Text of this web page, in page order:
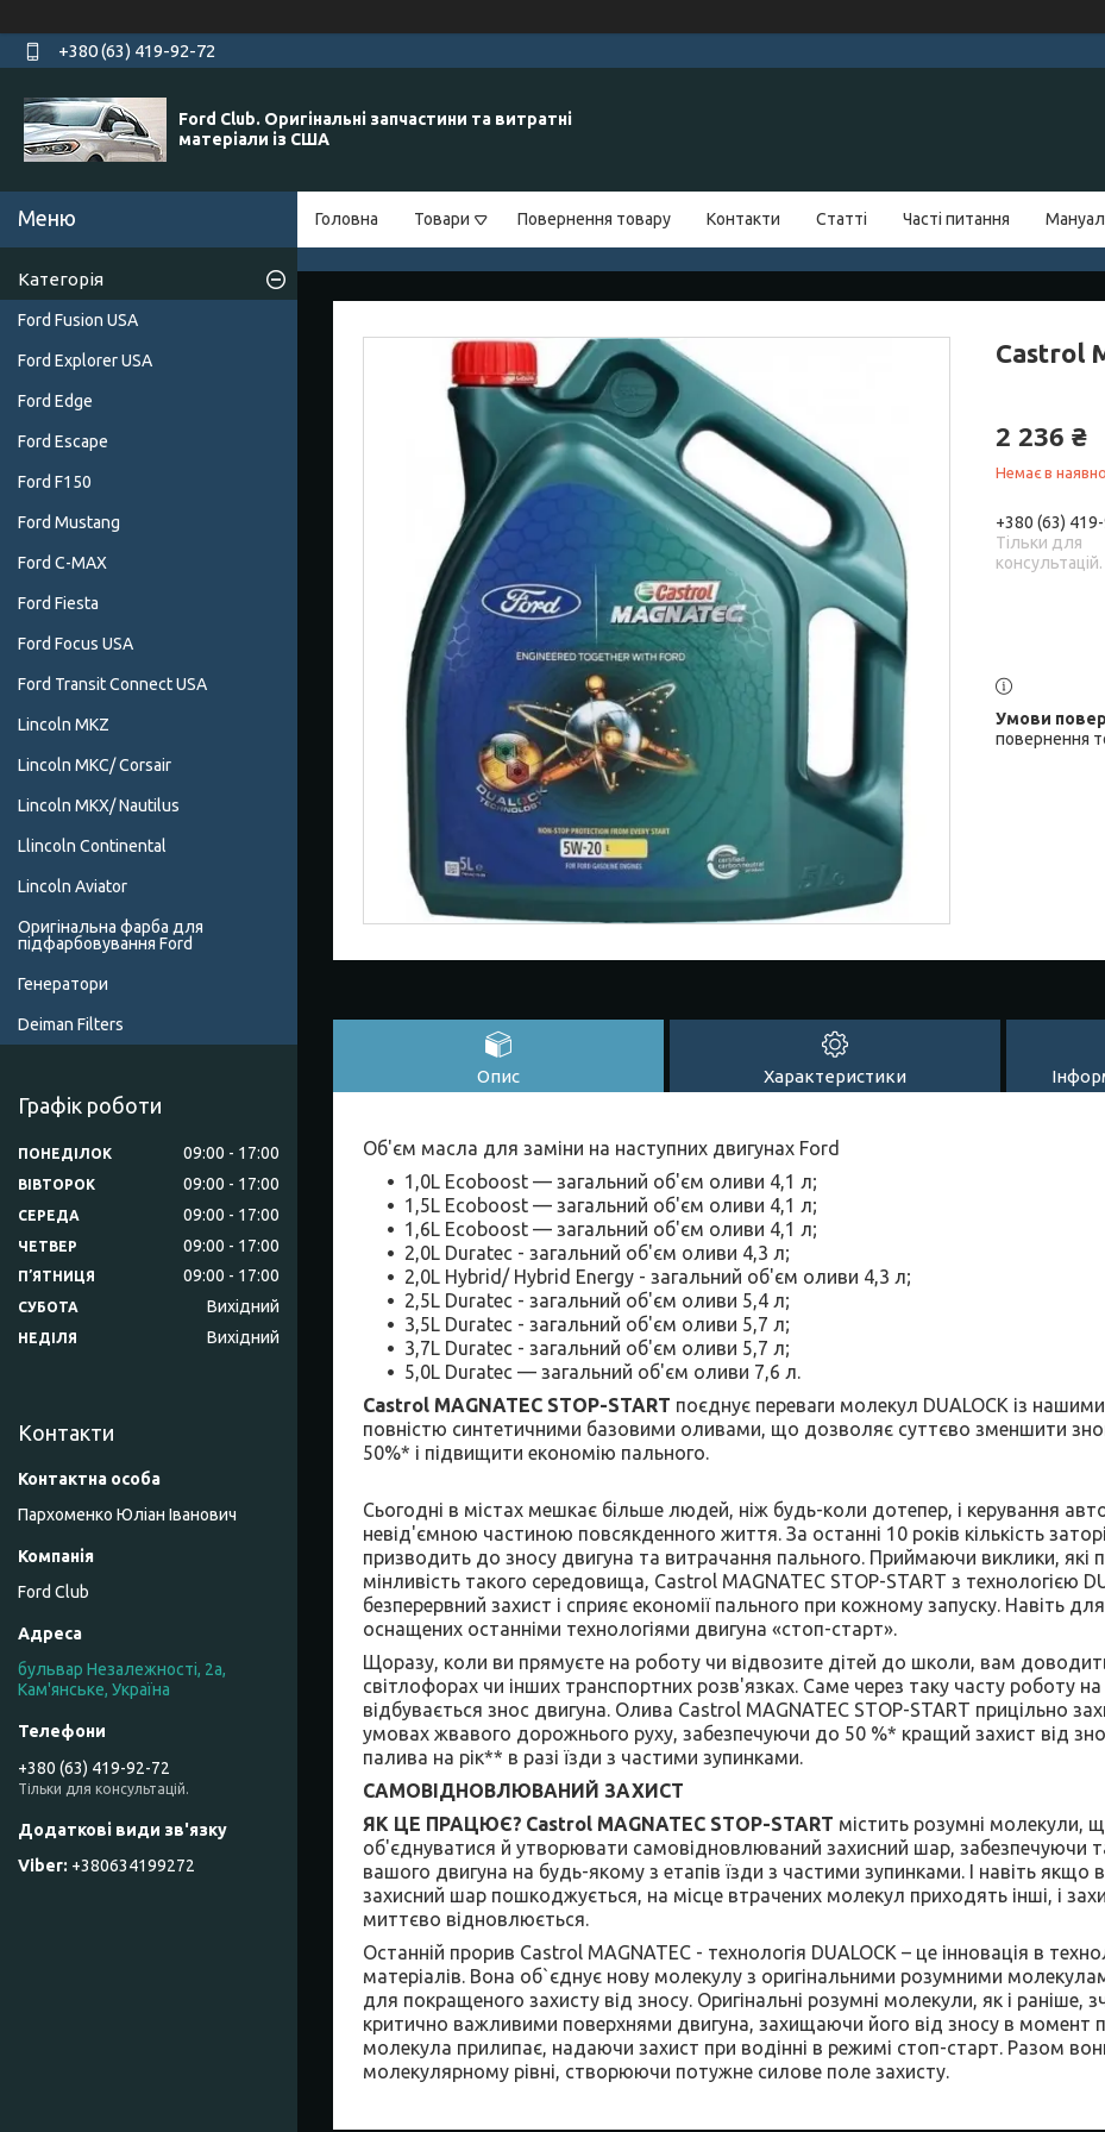
+380 (63) 419-92-72
Ford Club. Оригінальні запчастини та витратні
матеріали із США
Головна Товари Повернення товару Контакти Статті Часті питання
Castrol
2 236 ₴
Немає в
+380 (63)
Тільки для
консультацій.
повернення
Опис Характеристики
Об'єм масла для заміни на наступних двигунах Ford
1,0L Ecoboost — загальний об'єм оливи 4,1 л;
1,5L Ecoboost — загальний об'єм оливи 4,1 л;
1,6L Ecoboost — загальний об'єм оливи 4,1 л;
2,0L Duratec - загальний об'єм оливи 4,3 л;
2,0L Hybrid/ Hybrid Energy - загальний об'єм оливи 4,3 л;
2,5L Duratec - загальний об'єм оливи 5,4 л;
3,5L Duratec - загальний об'єм оливи 5,7 л;
3,7L Duratec - загальний об'єм оливи 5,7 л;
5,0L Duratec — загальний об'єм оливи 7,6 л.
Castrol MAGNATEC STOP-START поєднує переваги молекул DUALOCK із
повністю синтетичними базовими оливами, що дозволяє суттєво зменшити
50%* і підвищити економію пального.
Сьогодні в містах мешкає більше людей, ніж будь-коли дотепер, і керування
невід'ємною частиною повсякденного життя. За останні 10 років кількість
призводить до зносу двигуна та витрачання пального. Приймаючи виклики, які
мінливість такого середовища, Castrol MAGNATEC STOP-START з технологією
безперервний захист і сприяє економії пального при кожному запуску. Навіть
оснащених останніми технологіями двигуна «стоп-старт».
Щоразу, коли ви прямуєте на роботу чи відвозите дітей до школи, вам
світлофорах чи інших транспортних розв'язках. Саме через таку часту роботу
відбувається знос двигуна. Олива Castrol MAGNATEC STOP-START прицільно
умовах жвавого дорожнього руху, забезпечуючи до 50 %* кращий захист від
палива на рік** в разі їзди з частими зупинками.
САМОВІДНОВЛЮВАНИЙ ЗАХИСТ
ЯК ЦЕ ПРАЦЮЄ? Castrol MAGNATEC STOP-START містить розумні молекули,
об'єднуватися й утворювати самовідновлюваний захисний шар, забезпечуючи
вашого двигуна на будь-якому з етапів їзди з частими зупинками. І навіть якщо
захисний шар пошкоджується, на місце втрачених молекул приходять інші, і
миттєво відновлюється.
Останній прорив Castrol MAGNATEC - технологія DUALOCK – це інновація в
матеріалів. Вона об`єднує нову молекулу з оригінальними розумними
для покращеного захисту від зносу. Оригінальні розумні молекули, як і раніше,
критично важливими поверхнями двигуна, захищаючи його від зносу в момент
молекула прилипає, надаючи захист при водінні в режимі стоп-старт. Разом
молекулярному рівні, створюючи потужне силове поле захисту.
Категорія
Ford Fusion USA
Ford Explorer USA
Ford Edge
Ford Escape
Ford F150
Ford Mustang
Ford C-MAX
Ford Fiesta
Ford Focus USA
Ford Transit Connect USA
Lincoln MKZ
Lincoln MKC/ Corsair
Lincoln MKX/ Nautilus
Llincoln Continental
Lincoln Aviator
Оригінальна фарба для
підфарбовування Ford
Генератори
Deiman Filters
Графік роботи
ПОНЕДІЛОК 09:00 17:00
ВІВТОРОК 09:00 17:00
СЕРЕДА 09:00 17:00
ЧЕТВЕР 09:00 17:00
ПʼЯТНИЦЯ 09:00 17:00
СУБОТА Вихідний
НЕДІЛЯ Вихідний
Контакти
Пархоменко Юліан Іванович
Ford Club
бульвар Незалежності, 2а,
Кам'янське, Україна
+380 (63) 419-92-72
Тільки для консультацій.
+380634199272